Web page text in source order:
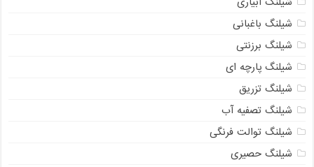
شیلنگ باغبانی
شیلنگ برزنتی
شیلنگ پارچه ای
شیلنگ تزریق
شیلنگ تصفیه آب
شیلنگ توالت فرنگی
شیلنگ حصیری